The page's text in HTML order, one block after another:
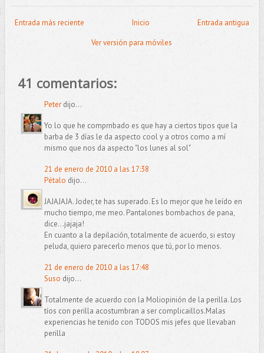
Entrada más reciente Entrada antigua
Inicio
Ver versión para móviles
41 comentarios:
Peterdijo...
Yo lo que he comprnbado es que hay a ciertos tipos que la
barba de 3 días le da aspecto cool y a otros como a mí
mismo que nos da aspecto "los lunes al sol"
21 de enero de 2010 a las 17:38
Pétalo dijo...
JAJAJAJA. Joder, te has superado. Es lo mejor que he leído en
mucho tiempo, me meo. Pantalones bombachos de pana,
dice...jajaja!
En cuanto a la depilación, totalmente de acuerdo, si estoy
peluda, quiero parecerlo menos que tú, por lo menos.
21 de enero de 2010 a las 17:48
Suso dijo...
Totalmente de acuerdo con la Moliopinión de la perilla. Los
tíos con perilla acostumbran a ser complicaillos.Malas
experiencias he tenido con TODOS mis jefes que llevaban
perilla